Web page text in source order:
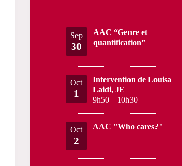
Sep
30
AAC “Genre et
quantification”
Oct
1
Intervention de Louisa
Laidi, JE
9h50 – 10h30
Oct
2
AAC "Who cares?"